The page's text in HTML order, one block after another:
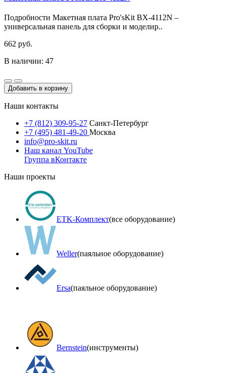
Подробности Макетная плата Pro'sKit BX-4112N –
универсальная панель для сборки и моделир..
662 руб.
В наличии: 47
Добавить в корзину
Наши контакты
+7 (812) 309-95-27 Санкт-Петербург
+7 (495) 481-49-20 Москва
info@pro-skit.ru
Наш канал YouTube
Группа вКонтакте
Наши проекты
ETK-Комплект(все оборудование)
Weller(паяльное оборудование)
Ersa(паяльное оборудование)
Bernstein(инструменты)